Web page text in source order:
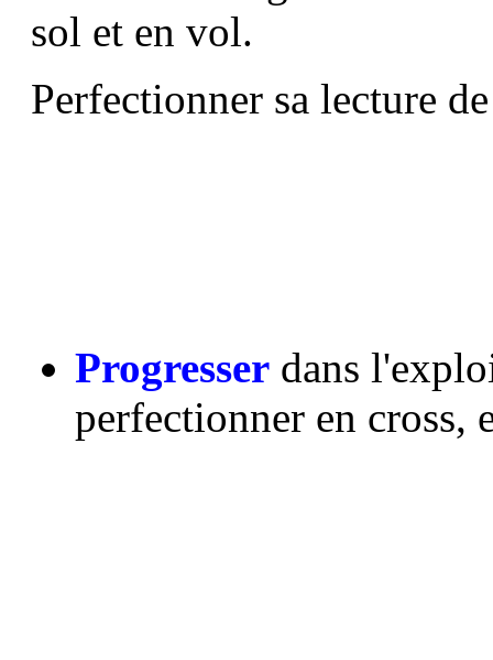
sol et en vol.
Perfectionner sa lecture
Progresser dans
perfectionner en cross,